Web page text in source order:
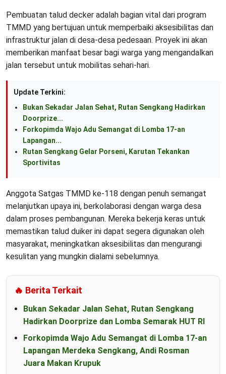
Pembuatan talud decker adalah bagian vital dari program
TMMD yang bertujuan untuk memperbaiki aksesibilitas dan
infrastruktur jalan di desa-desa pedesaan. Proyek ini akan
memberikan manfaat besar bagi warga yang mengandalkan
jalan tersebut untuk mobilitas sehari-hari.
Update Terkini:
Bukan Sekadar Jalan Sehat, Rutan Sengkang Hadirkan
Doorprize...
Forkopimda Wajo Adu Semangat di Lomba 17-an
Lapangan...
Rutan Sengkang Gelar Porseni, Karutan Tekankan
Sportivitas
Anggota Satgas TMMD ke-118 dengan penuh semangat
melanjutkan upaya ini, berkolaborasi dengan warga desa
dalam proses pembangunan. Mereka bekerja keras untuk
memastikan talud duiker ini dapat segera digunakan oleh
masyarakat, meningkatkan aksesibilitas dan mengurangi
kesulitan yang mungkin dialami sebelumnya.
🔥 Berita Terkait
Bukan Sekadar Jalan Sehat, Rutan Sengkang
Hadirkan Doorprize dan Lomba Semarak HUT RI
Forkopimda Wajo Adu Semangat di Lomba 17-an
Lapangan Merdeka Sengkang, Andi Rosman
Juara Makan Krupuk